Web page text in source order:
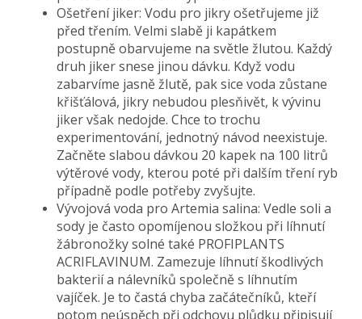
Ošetření jiker: Vodu pro jikry ošetřujeme již
před třením. Velmi slabě ji kapátkem
postupně obarvujeme na světle žlutou. Každý
druh jiker snese jinou dávku. Když vodu
zabarvíme jasně žlutě, pak sice voda zůstane
křišťálová, jikry nebudou plesňivět, k vývinu
jiker však nedojde. Chce to trochu
experimentování, jednotný návod neexistuje.
Začněte slabou dávkou 20 kapek na 100 litrů
výtěrové vody, kterou poté při dalším tření ryb
případně podle potřeby zvyšujte.
Vývojová voda pro Artemia salina: Vedle soli a
sody je často opomíjenou složkou při líhnutí
žábronožky solné také PROFIPLANTS
ACRIFLAVINUM. Zamezuje líhnutí škodlivých
bakterií a nálevníků společně s líhnutím
vajíček. Je to častá chyba začátečníků, kteří
potom neúspěch při odchovu plůdku připisují